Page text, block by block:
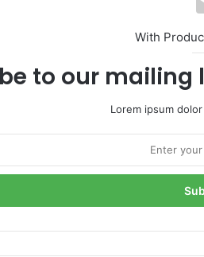
With
to our
Lorem ipsum